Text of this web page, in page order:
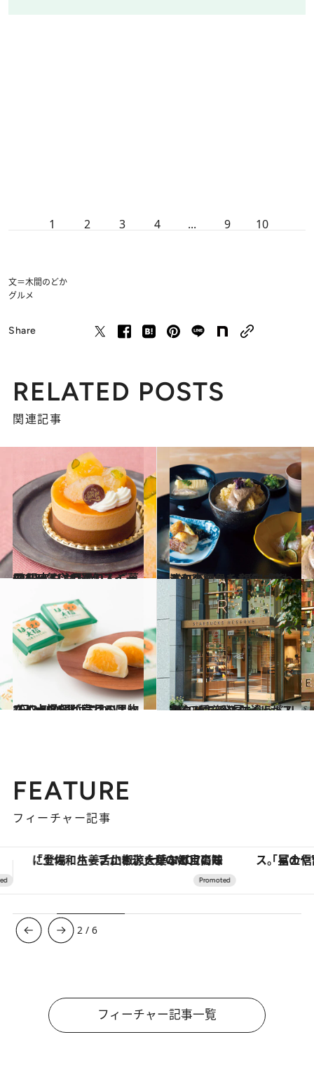
1 2 3 4 ... 9 10
文＝木間のどか
グルメ
Share
RELATED POSTS
関連記事
2019.9.8
GINZA SIXの最旬スイーツ 限定や注目のりんご菓子を一気に11選
グルメ 2019.6.24
あの高級魚をお得に味わう和のランチ 銀座「芝濱」の鯛尽くし
グルメ
2019.7.3
1日2,000個が売れるはっさく大福など 注目の果物スイーツ5選はこれ！
グルメ 2019.9.6
スタバで新スタイルがスタート！ ひと味違うドリンク7種を発見
グルメ
FEATURE
フィーチャー記事
「星のや富士」でデジタルデトックス。冨士信仰の歴史を辿り、心身を調える。 【銀座で出合う最旬美容】美髪ケアや上質
3 /6
フィーチャー記事一覧